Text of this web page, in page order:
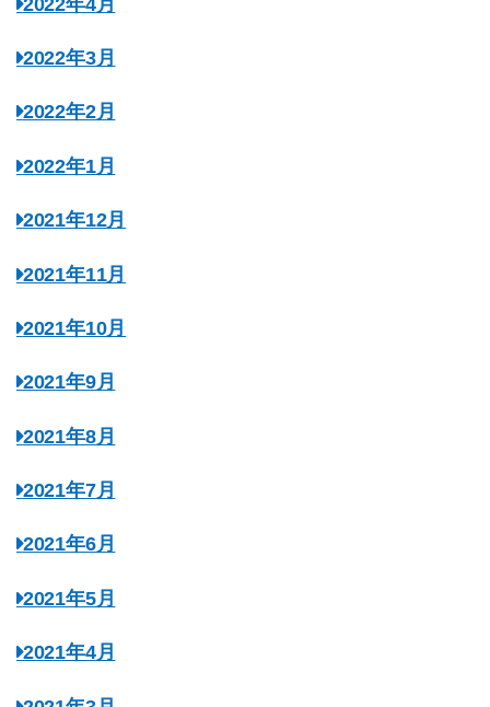
2022年3月
2022年2月
2022年1月
2021年12月
2021年11月
2021年10月
2021年9月
2021年8月
2021年7月
2021年6月
2021年5月
2021年4月